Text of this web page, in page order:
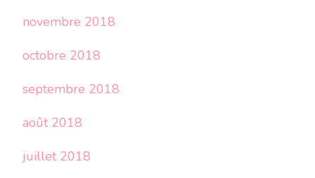
novembre 2018
octobre 2018
septembre 2018
août 2018
juillet 2018